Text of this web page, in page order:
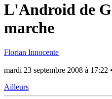
L'Android de
marche
Florian Innocente
mardi 23 septembre 2008 à 17:22 •
Ailleurs